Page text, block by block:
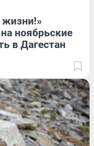
жизни!»
ноябрьские
в Дагестан